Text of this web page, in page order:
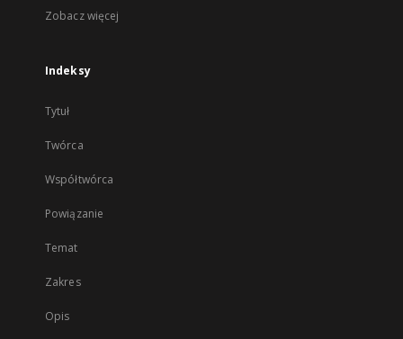
Zobacz więcej
Indeksy
Tytuł
Twórca
Współtwórca
Powiązanie
Temat
Zakres
Opis